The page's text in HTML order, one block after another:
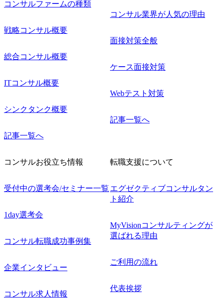
コンサルファームの種類
戦略コンサル概要
総合コンサル概要
ITコンサル概要
シンクタンク概要
記事一覧へ
コンサル業界が人気の理由
面接対策全般
ケース面接対策
Webテスト対策
記事一覧へ
コンサルお役立ち情報
受付中の選考会/セミナー一覧
1day選考会
コンサル転職成功事例集
企業インタビュー
コンサル求人情報
転職支援について
エグゼクティブコンサルタン
ト紹介
MyVisionコンサルティングが
選ばれる理由
ご利用の流れ
代表挨拶